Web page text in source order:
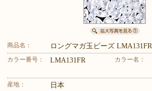
商品名： ロングマガ玉ビーズ LMA131FR
カラー番号： LMA131FR カラー名：
産地： 日本